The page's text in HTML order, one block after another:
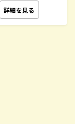
詳細を見る